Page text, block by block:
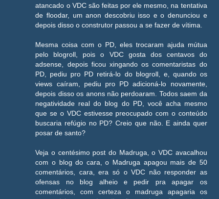
atancado o VDC são feitas por ele mesmo, na tentativa
de floodar, um anon descobriu isso e o denunciou e
depois disso o construtor passou a se fazer de vítima.
Mesma coisa com o PD, eles trocaram ajuda mútua
pelo blogroll, pois o VDC gosta dos centavos do
adsense, depois ficou xingando os comentaristas do
PD, pediu pro PD retirá-lo do blogroll, e, quando os
views caíram, pediu pro PD adicioná-lo novamente,
depois disso os anons não perdoaram. Todos saem da
negatividade real do blog do PD, você acha mesmo
que se o VDC estivesse preocupado com o conteúdo
buscaria refúgio no PD? Creio que não. E ainda quer
posar de santo?
Veja o centésimo post do Madruga, o VDC avacalhou
com o blog do cara, o Madruga apagou mais de 50
comentários, cara, era só o VDC não responder as
ofensas no blog alheio e pedir pra apagar os
comentários, com certeza o madruga apagaria os